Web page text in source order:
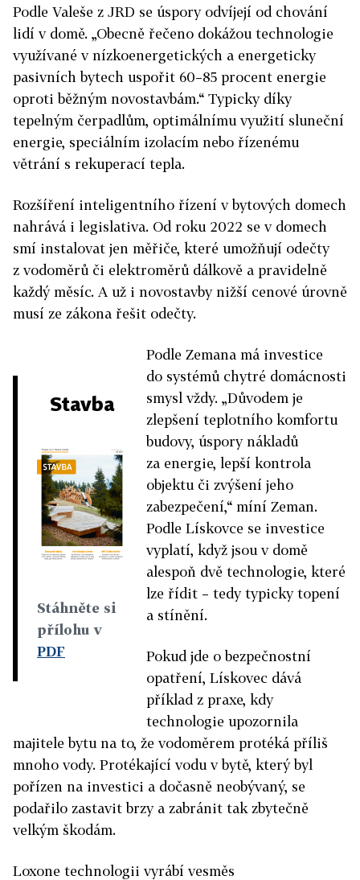
Podle Valeše z JRD se úspory odvíjejí od chování
lidí v domě. „Obecně řečeno dokážou technologie
využívané v nízkoenergetických a energeticky
pasivních bytech uspořit 60–85 procent energie
oproti běžným novostavbám.“ Typicky díky
tepelným čerpadlům, optimálnímu využití sluneční
energie, speciálním izolacím nebo řízenému
větrání s rekuperací tepla.
Rozšíření inteligentního řízení v bytových domech
nahrává i legislativa. Od roku 2022 se v domech
smí instalovat jen měřiče, které umožňují odečty
z vodoměrů či elektroměrů dálkově a pravidelně
každý měsíc. A už i novostavby nižší cenové úrovně
musí ze zákona řešit odečty.
Stavba
Stáhněte si
přílohu v
PDF
Podle Zemana má investice
do systémů chytré domácnosti
smysl vždy. „Důvodem je
zlepšení teplotního komfortu
budovy, úspory nákladů
za energie, lepší kontrola
objektu či zvýšení jeho
zabezpečení,“ míní Zeman.
Podle Lískovce se investice
vyplatí, když jsou v domě
alespoň dvě technologie, které
lze řídit – tedy typicky topení
a stínění.
Pokud jde o bezpečnostní
opatření, Lískovec dává
příklad z praxe, kdy
technologie upozornila
majitele bytu na to, že vodoměrem protéká příliš
mnoho vody. Protékající vodu v bytě, který byl
pořízen na investici a dočasně neobývaný, se
podařilo zastavit brzy a zabránit tak zbytečně
velkým škodám.
Loxone technologii vyrábí vesměs